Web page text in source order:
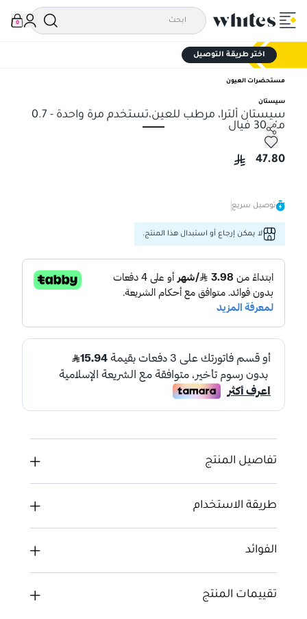
0
اختر طريقة التوصيل
مستحضرات العيون
سيستان
سيستان ألترا، مرطب للعين،تستخدم مرة واحدة - 0.7
مل 30 فيال
سيستان ألترا، مرطب للعين،تستخدم مرة واحدة - 0.7 مل 30 فيال
47.80
توصيل سريع
لا يمكن إرجاع أو استبدال هذا المنتج.
تفاصيل المنتج
طريقة الاستخدام
الفوائد
تقييمات المنتج